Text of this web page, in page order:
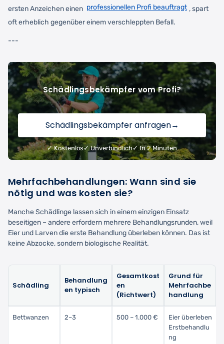
ersten Anzeichen einen professionellen Profi beauftragt , spart
oft erheblich gegenüber einem verschleppten Befall.
---
Schädlingsbekämpfer vom Profi?
Schädlingsbekämpfer anfragen→
✓ Kostenlos✓ Unverbindlich ✓ In 2 Minuten
Mehrfachbehandlungen: Wann sind sie
nötig und was kosten sie?
Manche Schädlinge lassen sich in einem einzigen Einsatz
beseitigen – andere erfordern mehrere Behandlungsrunden, weil
Eier und Larven die erste Behandlung überleben können. Das ist
keine Abzocke, sondern biologische Realität.
Schädling
Behandlung
en typisch
Gesamtkost
en
(Richtwert)
Grund für
Mehrfachbe
handlung
Bettwanzen 2–3 500 – 1.000 €
Eier überleben
Erstbehandlu
ng